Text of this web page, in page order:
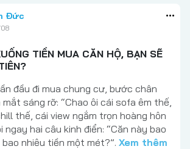
Đức
TIỀN MUA CĂN HỘ, BẠN SẼ
đầu đi mua chung cư, bước chân
mắt sáng rỡ: “Chao ôi cái sofa êm thế,
thế, cái view ngắm trọn hoàng hôn
ngay hai câu kinh điển: “Căn này bao
nhiêu tiền một mét?”. Xem thêm